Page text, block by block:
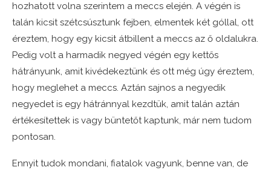
hozhatott volna szerintem a meccs elején. A végén is
talán kicsit szétcsúsztunk fejben, elmentek két góllal, ott
éreztem, hogy egy kicsit átbillent a meccs az ő oldalukra.
Pedig volt a harmadik negyed végén egy kettős
hátrányunk, amit kivédekeztünk és ott még úgy éreztem,
hogy meglehet a meccs. Aztán sajnos a negyedik
negyedet is egy hátránnyal kezdtük, amit talán aztán
értékesítettek is vagy büntetőt kaptunk, már nem tudom
pontosan.
Ennyit tudok mondani, fiatalok vagyunk, benne van, de